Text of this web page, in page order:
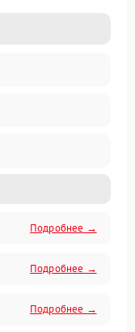
Подробнее →
Подробнее →
Подробнее →